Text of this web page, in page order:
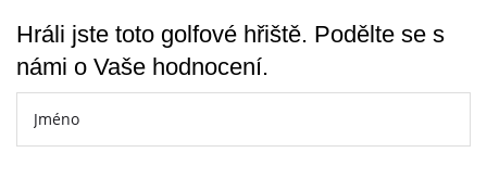
Hráli jste toto golfové hřiště. Podělte se s
námi o Vaše hodnocení.